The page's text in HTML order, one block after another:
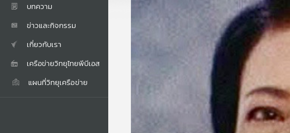
บทความ
ข่าวและกิจกรรม
เกี่ยวกับเรา
เครือข่ายวิทยุไทยพีบีเอส
แผนที่วิทยุเครือข่าย